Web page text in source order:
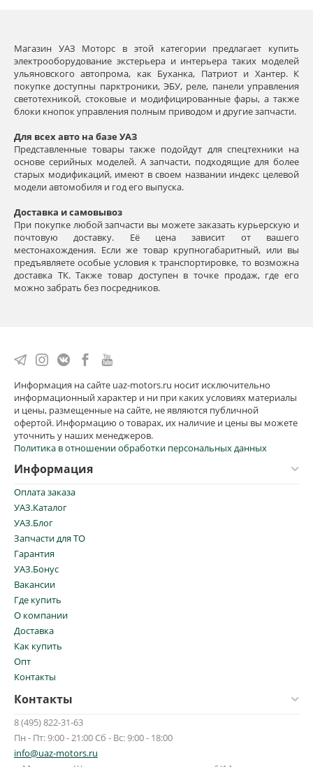
Магазин УАЗ Моторс в этой категории предлагает купить
электрооборудование экстерьера и интерьера таких моделей
ульяновского автопрома, как Буханка, Патриот и Хантер. К
покупке доступны парктроники, ЭБУ, реле, панели управления
светотехникой, стоковые и модифицированные фары, а также
блоки кнопок управления полным приводом и другие запчасти.
Для всех авто на базе УАЗ
Представленные товары также подойдут для спецтехники на
основе серийных моделей. А запчасти, подходящие для более
старых модификаций, имеют в своем названии индекс целевой
модели автомобиля и год его выпуска.
Доставка и самовывоз
При покупке любой запчасти вы можете заказать курьерскую и
почтовую доставку. Её цена зависит от вашего
местонахождения. Если же товар крупногабаритный, или вы
предъявляете особые условия к транспортировке, то возможна
доставка ТК. Также товар доступен в точке продаж, где его
можно забрать без посредников.
Информация на сайте uaz-motors.ru носит исключительно
информационный характер и ни при каких условиях материалы
и цены, размещенные на сайте, не являются публичной
офертой. Информацию о товарах, их наличие и цены вы можете
уточнить у наших менеджеров.
Политика в отношении обработки персональных данных
Информация
Оплата заказа
УАЗ.Каталог
УАЗ.Блог
Запчасти для ТО
Гарантия
УАЗ.Бонус
Вакансии
Где купить
О компании
Доставка
Как купить
Опт
Контакты
Контакты
8 (495) 822-31-63
Пн - Пт: 9:00 - 21:00 Сб - Вс: 9:00 - 18:00
info@uaz-motors.ru